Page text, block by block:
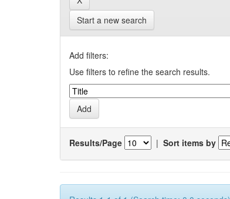
Start a new search
Add filters:
Use filters to refine the search results.
Results/Page | Sort items by